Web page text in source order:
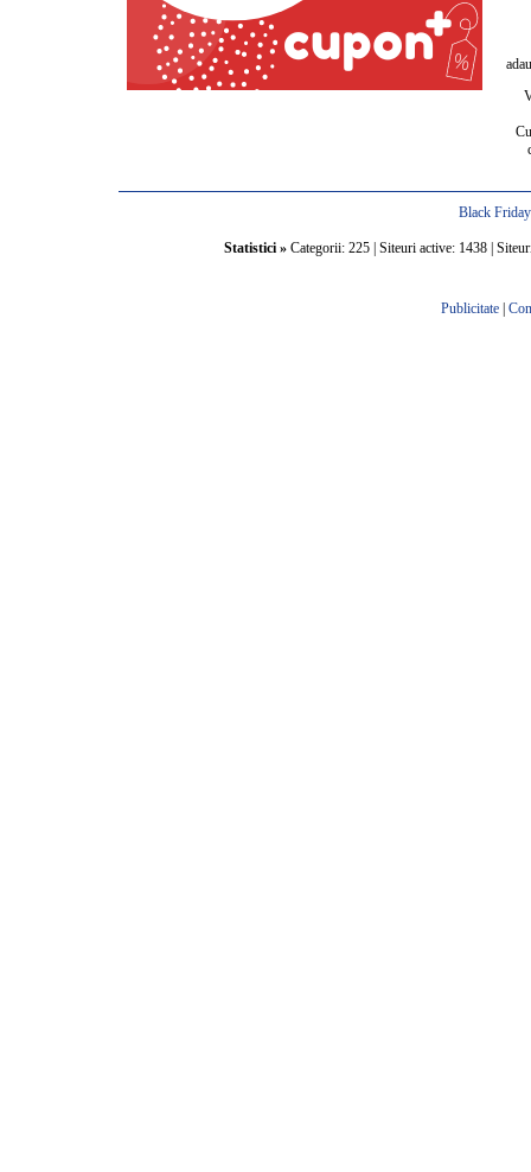
Black
Statistici »Categorii: 225 | Siteuri active: 1438 |
Publicitate|